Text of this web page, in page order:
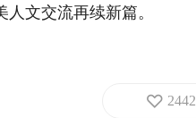
文交流再续新篇。
2442